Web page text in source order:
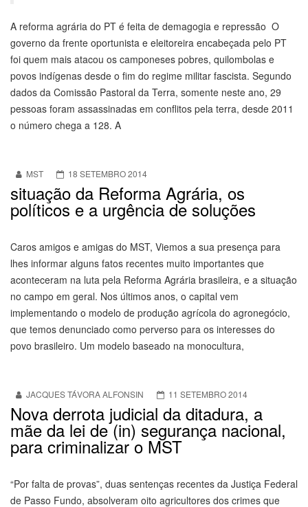
A reforma agrária do PT é feita de demagogia e repressão O
governo da frente oportunista e eleitoreira encabeçada pelo PT
foi quem mais atacou os camponeses pobres, quilombolas e
povos indígenas desde o fim do regime militar fascista. Segundo
dados da Comissão Pastoral da Terra, somente neste ano, 29
pessoas foram assassinadas em conflitos pela terra, desde 2011
o número chega a 128. A
MST 18 SETEMBRO 2014
situação da Reforma Agrária, os
políticos e a urgência de soluções
Caros amigos e amigas do MST, Viemos a sua presença para
lhes informar alguns fatos recentes muito importantes que
aconteceram na luta pela Reforma Agrária brasileira, e a situação
no campo em geral. Nos últimos anos, o capital vem
implementando o modelo de produção agrícola do agronegócio,
que temos denunciado como perverso para os interesses do
povo brasileiro. Um modelo baseado na monocultura,
JACQUES TÁVORA ALFONSIN 11 SETEMBRO 2014
Nova derrota judicial da ditadura, a
mãe da lei de (in) segurança nacional,
para criminalizar o MST
“Por falta de provas”, duas sentenças recentes da Justiça Federal
de Passo Fundo, absolveram oito agricultores dos crimes que